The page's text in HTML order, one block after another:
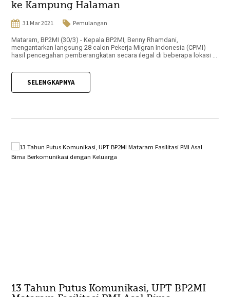
ke Kampung Halaman
31 Mar 2021 Pemulangan
Mataram, BP2MI (30/3) - Kepala BP2MI, Benny Rhamdani,
mengantarkan langsung 28 calon Pekerja Migran Indonesia (CPMI)
hasil pencegahan pemberangkatan secara ilegal di beberapa lokasi ...
SELENGKAPNYA
13 Tahun Putus Komunikasi, UPT BP2MI